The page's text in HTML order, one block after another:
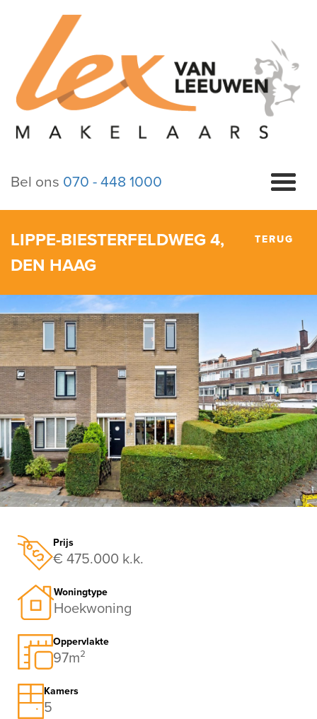
Bel ons 070 - 448 1000
LIPPE-BIESTERFELDWEG 4,
DEN HAAG
TERUG
vorige
Prijs
€ 475.000 k.k.
Woningtype
Hoekwoning
Oppervlakte
97m²
Kamers
5